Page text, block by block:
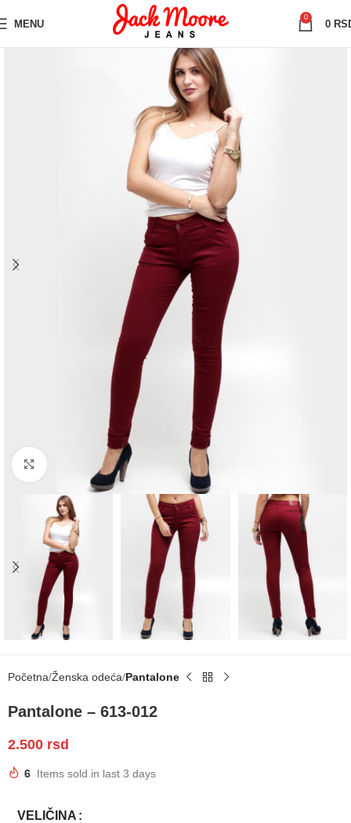
MENU
0
0
Click to enlarge
Početna Ženska odeća Pantalone
Pantalone – 613-012
2.500 rsd
6 Items sold in last 3 days
VELIČINA